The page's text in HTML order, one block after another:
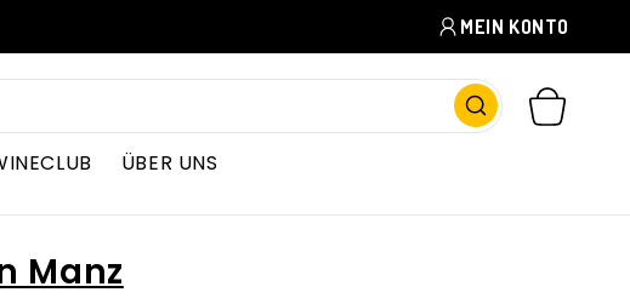
MEIN KONTO
ÜBER UNS
WARENKORB
Manz